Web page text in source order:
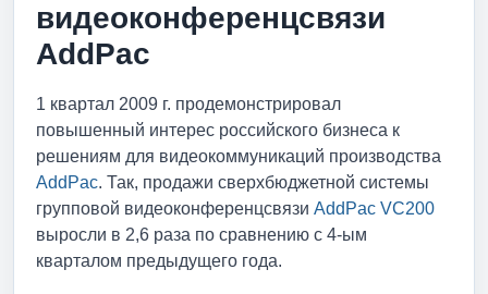
видеоконференцсвязи
AddPac
1 квартал 2009 г. продемонстрировал
повышенный интерес российского бизнеса к
решениям для видеокоммуникаций производства
AddPac. Так, продажи сверхбюджетной системы
групповой видеоконференцсвязи AddPac VC200
выросли в 2,6 раза по сравнению с 4-ым
кварталом предыдущего года.